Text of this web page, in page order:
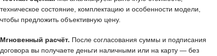
техническое состояние, комплектацию и особенности модели,
чтобы предложить объективную цену.
Мгновенный расчёт. После согласования суммы и подписания
договора вы получаете деньги наличными или на карту — без